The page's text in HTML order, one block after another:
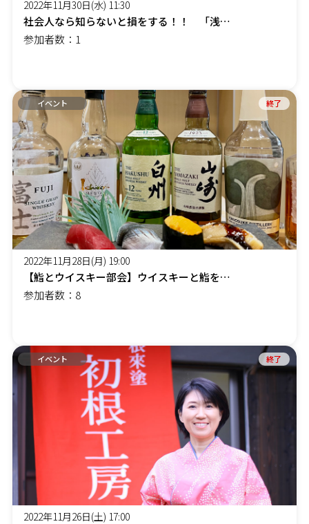
2022年11月30日(水) 11:30
社会人なら知らないと損をする！！ 「浅草料亭の女将に学ぶ、食育としてのマナー講座」
参加者数：1
イベント 終了
2022年11月28日(月) 19:00
【鮨とウイスキー部会】ウイスキーと鮨をマリアージュする会
参加者数：8
イベント 終了
2022年11月26日(土) 17:00